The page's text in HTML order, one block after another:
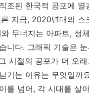
조된 한국적 공포에 열
지금, 2020년대의 스
무너지는 아파트, 정
니다. 그래픽 기술은
시절의 공포가 더 오
기는 이유는 무엇일까
를 넘어, 각 시대를 살